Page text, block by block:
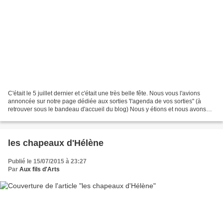
C'était le 5 juillet dernier et c'était une très belle fête. Nous vous l'avions
annoncée sur notre page dédiée aux sorties 'l'agenda de vos sorties" (à
retrouver sous le bandeau d'accueil du blog) Nous y étions et nous avons
les chapeaux d'Hélène
Publié le 15/07/2015 à 23:27
Par Aux fils d'Arts